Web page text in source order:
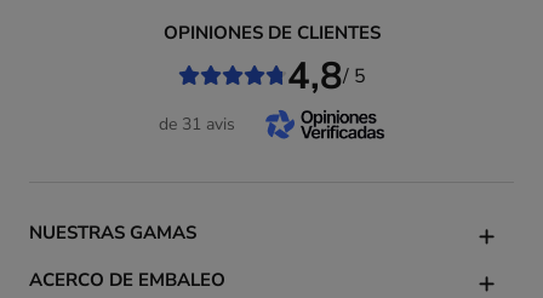
NUESTRAS GAMAS
ACERCO DE EMBALEO
OPINIONES DE CLIENTES
4,8/ 5
de 31 avis